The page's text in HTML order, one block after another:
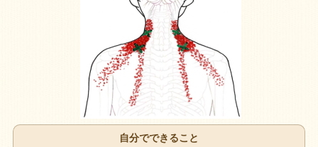
自分でできること